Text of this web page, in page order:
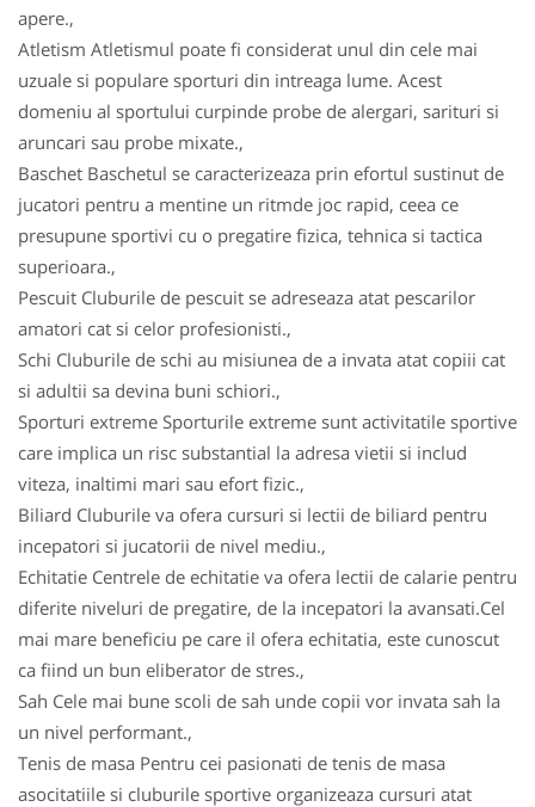
apere.,
Atletism Atletismul poate fi considerat unul din cele mai
uzuale si populare sporturi din intreaga lume. Acest
domeniu al sportului curpinde probe de alergari, sarituri si
aruncari sau probe mixate.,
Baschet Baschetul se caracterizeaza prin efortul sustinut de
jucatori pentru a mentine un ritmde joc rapid, ceea ce
presupune sportivi cu o pregatire fizica, tehnica si tactica
superioara.,
Pescuit Cluburile de pescuit se adreseaza atat pescarilor
amatori cat si celor profesionisti.,
Schi Cluburile de schi au misiunea de a invata atat copiii cat
si adultii sa devina buni schiori.,
Sporturi extreme Sporturile extreme sunt activitatile sportive
care implica un risc substantial la adresa vietii si includ
viteza, inaltimi mari sau efort fizic.,
Biliard Cluburile va ofera cursuri si lectii de biliard pentru
incepatori si jucatorii de nivel mediu.,
Echitatie Centrele de echitatie va ofera lectii de calarie pentru
diferite niveluri de pregatire, de la incepatori la avansati.Cel
mai mare beneficiu pe care il ofera echitatia, este cunoscut
ca fiind un bun eliberator de stres.,
Sah Cele mai bune scoli de sah unde copii vor invata sah la
un nivel performant.,
Tenis de masa Pentru cei pasionati de tenis de masa
asocitatiile si cluburile sportive organizeaza cursuri atat